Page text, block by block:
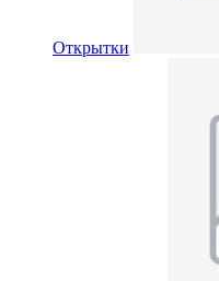
Открытки